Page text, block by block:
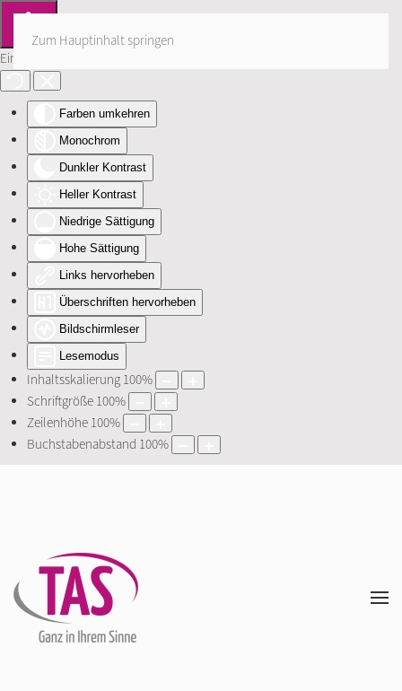
Eingabehilfen öffnen
Farben umkehren
Monochrom
Dunkler Kontrast
Heller Kontrast
Niedrige Sättigung
Hohe Sättigung
Links hervorheben
Überschriften hervorheben
Bildschirmleser
Lesemodus
Inhaltsskalierung100%
Schriftgröße100%
Zeilenhöhe100%
Buchstabenabstand 100%
Zum Hauptinhalt springen